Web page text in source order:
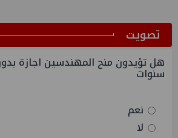
ﺗﺼﻮﻳﺖ
هل تؤيدون منح المهندسين اجازة
سنوات
نعم
لا